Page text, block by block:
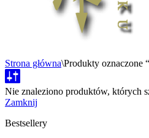
Strona główna\Produkty oznaczone
Nie znaleziono produktów, których
Zamknij
Bestsellery